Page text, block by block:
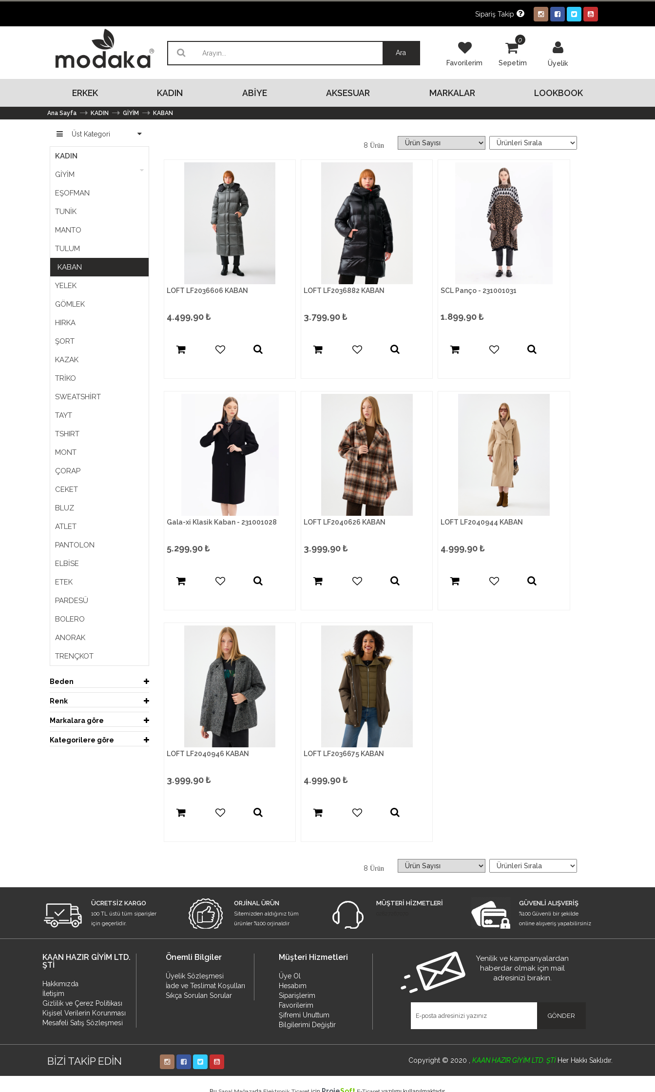
Sipariş Takip
Favorilerim
0
Sepetim Üyelik
ERKEK KADIN ABİYE AKSESUAR MARKALAR LOOKBOOK
Ana Sayfa KADIN GİYİM KABAN
Üst Kategori
KADIN
GİYİM
EŞOFMAN
TUNİK
MANTO
TULUM
KABAN
YELEK
GÖMLEK
HIRKA
ŞORT
KAZAK
TRİKO
SWEATSHİRT
TAYT
TSHIRT
MONT
ÇORAP
CEKET
BLUZ
ATLET
PANTOLON
ELBİSE
ETEK
PARDESÜ
BOLERO
ANORAK
TRENÇKOT
Beden
Renk
Markalara göre
Kategorilere göre
8 Ürün
LOFT LF2036606 KABAN
4.499,90₺
LOFT LF2036882 KABAN
3.799,90₺
SCL Panço - 231001031
1.899,90₺
Gala-xi Klasik Kaban - 231001028
5.299,90₺
LOFT LF2040626 KABAN
3.999,90₺
LOFT LF2040944 KABAN
4.999,90₺
LOFT LF2040946 KABAN
3.999,90₺
LOFT LF2036675 KABAN
4.999,90₺
8 Ürün
ÜCRETSİZ KARGO
100 TL üstü tüm siparişler
için geçerlidir.
ORJİNAL ÜRÜN
Sitemizden aldığınız tüm
ürünler %100 orjinaldir
MÜŞTERİ HİZMETLERİ GÜVENLİ ALIŞVERİŞ
%100 Güvenli bir şekilde
online alışveriş yapabilirsiniz
KAAN HAZIR GİYİM LTD.
ŞTİ
Hakkımızda
İletişim
Gizlilik ve Çerez Politikası
Kişisel Verilerin Korunması
Mesafeli Satış Sözleşmesi
Önemli Bilgiler
Üyelik Sözleşmesi
İade ve Teslimat Koşulları
Sıkça Sorulan Sorular
Müşteri Hizmetleri
Üye Ol
Hesabım
Siparişlerim
Favorilerim
Şifremi Unuttum
Bilgilerimi Değiştir
Yenilik ve kampanyalardan
haberdar olmak için mail
adresinizi bırakın.
BİZİ TAKİP EDİN Copyright © 2020 , KAAN HAZIR GİYİM LTD. ŞTİHer Hakkı Saklıdır.